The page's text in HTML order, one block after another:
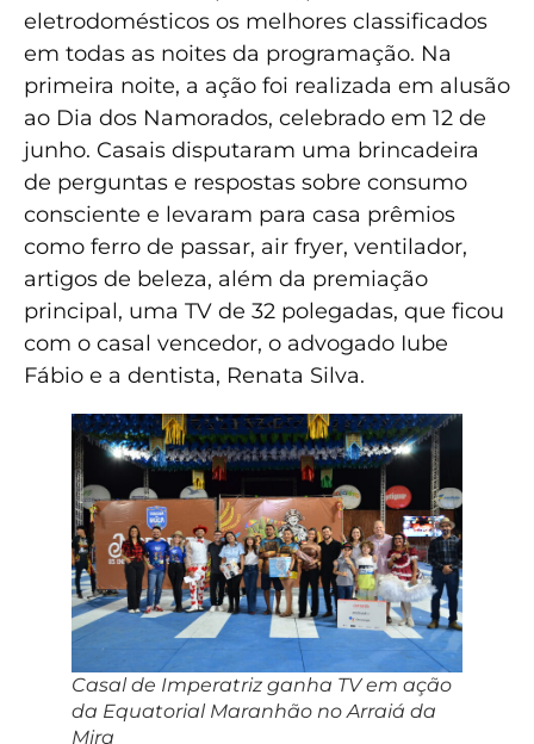
eletrodomésticos os melhores classificados
em todas as noites da programação. Na
primeira noite, a ação foi realizada em alusão
ao Dia dos Namorados, celebrado em 12 de
junho. Casais disputaram uma brincadeira
de perguntas e respostas sobre consumo
consciente e levaram para casa prêmios
como ferro de passar, air fryer, ventilador,
artigos de beleza, além da premiação
principal, uma TV de 32 polegadas, que ficou
com o casal vencedor, o advogado Iube
Fábio e a dentista, Renata Silva.
Casal de Imperatriz ganha TV em ação
da Equatorial Maranhão no Arraiá da
Mira